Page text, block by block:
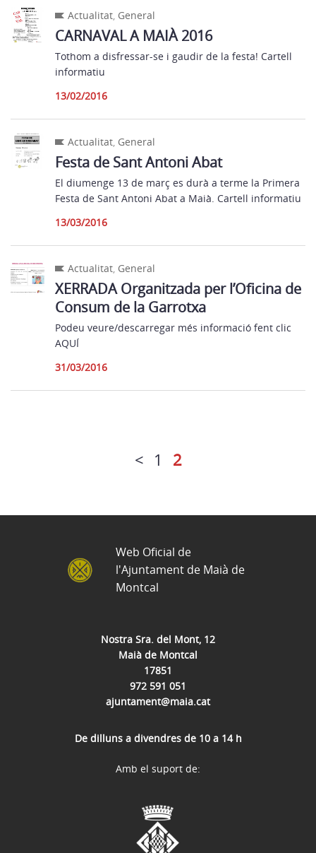
Actualitat, General
CARNAVAL A MAIÀ 2016
Tothom a disfressar-se i gaudir de la festa! Cartell
informatiu
13/02/2016
Actualitat, General
Festa de Sant Antoni Abat
El diumenge 13 de març es durà a terme la Primera
Festa de Sant Antoni Abat a Maià. Cartell informatiu
13/03/2016
Actualitat, General
XERRADA Organitzada per l’Oficina de
Consum de la Garrotxa
Podeu veure/descarregar més informació fent clic
AQUÍ
31/03/2016
< 1 2
Nostra Sra. del Mont, 12
Maià de Montcal
17851
972 591 051
ajuntament@maia.cat
De dilluns a divendres de 10 a 14 h
Web Oficial de
l'Ajuntament de Maià de
Montcal
Amb el suport de: